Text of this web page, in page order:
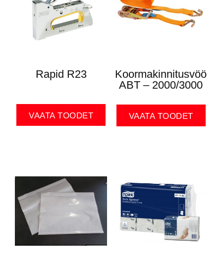
Rapid R23
VAATA TOODET
Koormakinnitusvöö
ABT – 2000/3000
VAATA TOODET